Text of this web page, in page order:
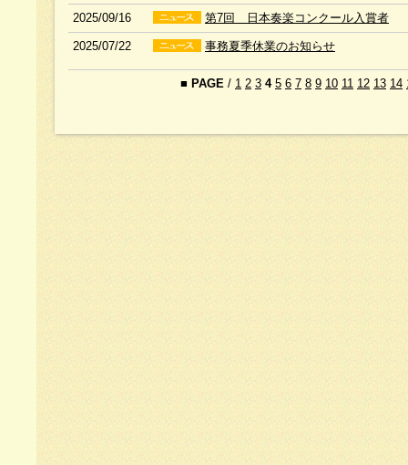
2025/09/16 第7回 日本奏楽コンクール入賞者
2025/07/22 事務夏季休業のお知らせ
■ PAGE / 1 2 3 4 5 6 7 8 9 10 11 12 13 14